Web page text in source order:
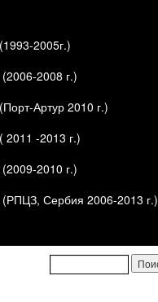
2005г.)
2008 г.)
Артур 2010 г.)
2011 -2013 г.)
2010 г.)
(РПЦЗ, Сербия 2006-2013 г.)